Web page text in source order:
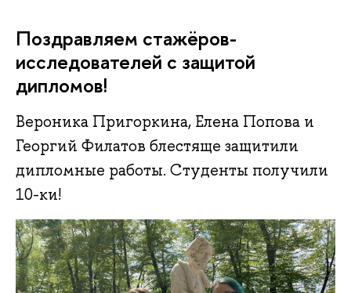
Поздравляем стажёров-
исследователей с защитой
дипломов!
Вероника Пригоркина, Елена Попова и
Георгий Филатов блестяще защитили
дипломные работы. Студенты получили
10-ки!